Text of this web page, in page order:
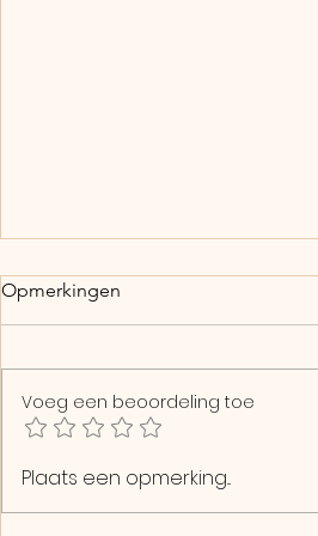
Ik stop...
Opmerkingen
Voeg een beoordeling toe
Plaats een opmerking...